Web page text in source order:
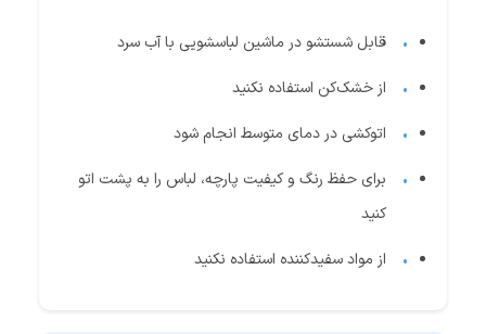
قابل شستشو در ماشین لباسشویی با آب سرد
از خشک‌کن استفاده نکنید
اتوکشی در دمای متوسط انجام شود
برای حفظ رنگ و کیفیت پارچه، لباس را به پشت اتو
کنید
از مواد سفیدکننده استفاده نکنید